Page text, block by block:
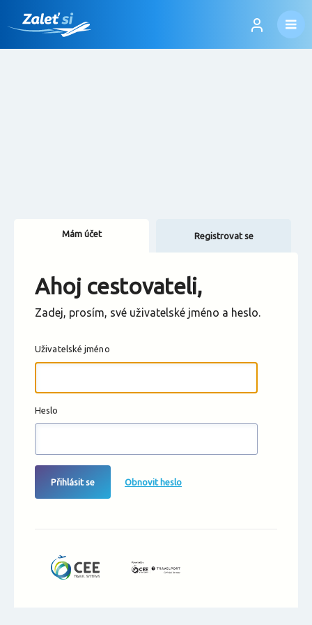
Změnit měnu
Mám účet Registrovat se
Ahoj cestovateli,
Zadej, prosím, své uživatelské jméno a heslo.
Uživatelské jméno
Heslo
Přihlásit se Obnovit heslo